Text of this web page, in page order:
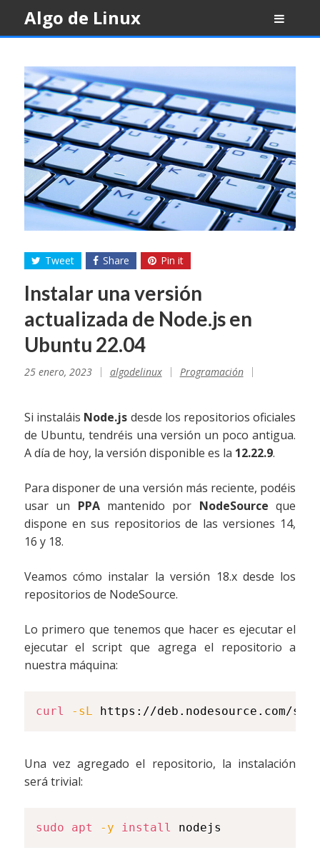
content
Algo de Linux
Tweet Share Pin it
Instalar una versión
actualizada de Node.js en
Ubuntu 22.04
25 enero, 2023 algodelinux Programación
Si instaláis Node.js desde los repositorios oficiales
de Ubuntu, tendréis una versión un poco antigua.
A día de hoy, la versión disponible es la 12.22.9.
Para disponer de una versión más reciente, podéis
usar un PPAmantenido por NodeSource que
dispone en sus repositorios de las versiones 14,
16 y 18.
Veamos cómo instalar la versión 18.x desde los
repositorios de NodeSource.
Lo primero que tenemos que hacer es ejecutar el
ejecutar el script que agrega el repositorio a
nuestra máquina:
curl -sL https://deb.nodesource.com/
Una vez agregado el repositorio, la instalación
será trivial:
sudo apt -y install nodejs